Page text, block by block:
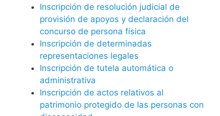
Inscripción de resolución judicial de
provisión de apoyos y declaración del
concurso de persona física
Inscripción de determinadas
representaciones legales
Inscripción de tutela automática o
administrativa
Inscripción de actos relativos al
patrimonio protegido de las personas con